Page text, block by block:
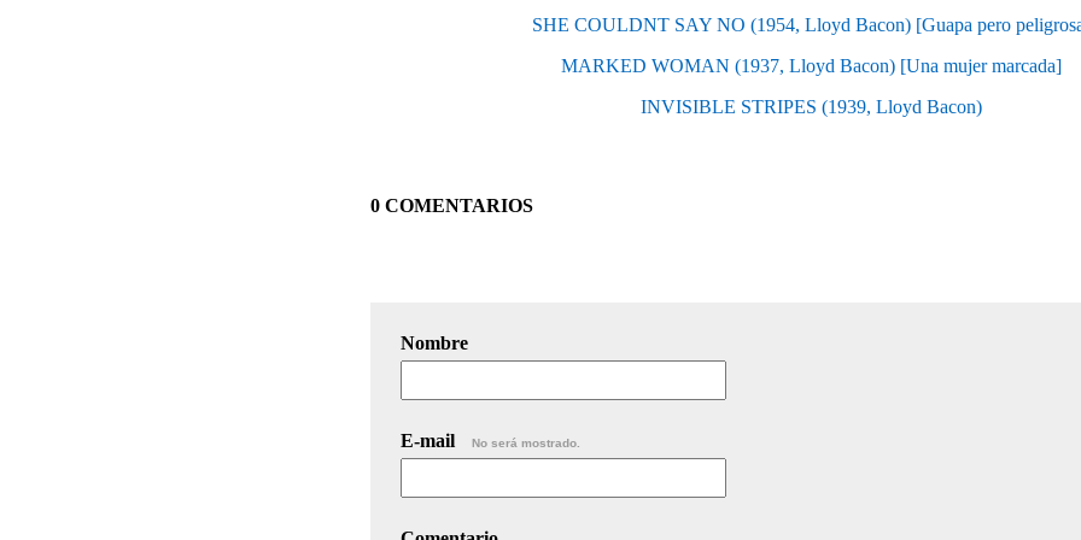
SHE COULDNT SAY NO (1954, Lloyd Bacon) [Guapa pero
MARKED WOMAN (1937, Lloyd Bacon) [Una mujer marcada]
INVISIBLE STRIPES (1939, Lloyd Bacon)
0 COMENTARIOS
Nombre
E-mail No será mostrado.